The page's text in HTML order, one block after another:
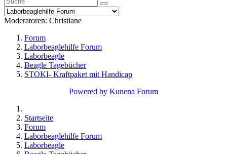
Moderatoren: Christiane
Forum
Laborbeaglehilfe Forum
Laborbeagle
Beagle Tagebücher
STOKI- Kraftpaket mit Handicap
Powered by Kunena Forum
Startseite
Forum
Laborbeaglehilfe Forum
Laborbeagle